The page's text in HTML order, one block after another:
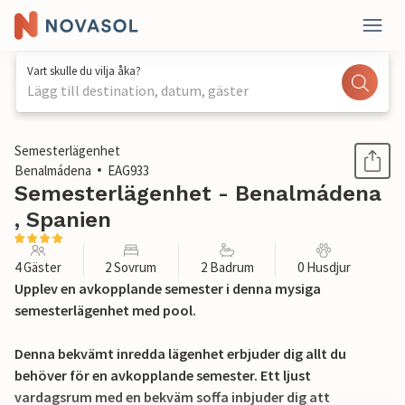
Vart skulle du vilja åka?
Lägg till destination, datum, gäster
1 / 25
Semesterlägenhet
Benalmádena
EAG933
Semesterlägenhet - Benalmádena
, Spanien
4 Gäster 2 Sovrum 2 Badrum 0 Husdjur
Upplev en avkopplande semester i denna mysiga
semesterlägenhet med pool.
Denna bekvämt inredda lägenhet erbjuder dig allt du
behöver för en avkopplande semester. Ett ljust
vardagsrum med en bekväm soffa inbjuder dig att